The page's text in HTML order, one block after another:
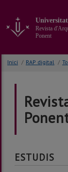
contingut
principal
la
pàgina
Revista
Ponent
Inici / RAP digital /
ESTUDIS